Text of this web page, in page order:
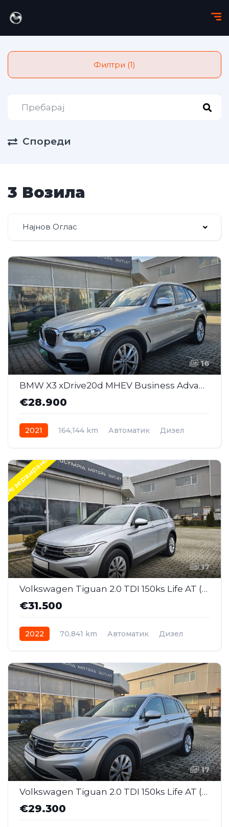
Филтри (1)
Спореди
3 Возила
Најнов Оглас
16
BMW X3 xDrive20d MHEV Business Advantage AT (SAJ022)
€28.900
2021 164,144 km Автоматик
Дизел
Резервирано
17
Volkswagen Tiguan 2.0 TDI 150ks Life AT (SAI033)
€31.500
2022 70,841 km Автоматик Дизел
17
Volkswagen Tiguan 2.0 TDI 150ks Life AT (SAI032)
€29.300